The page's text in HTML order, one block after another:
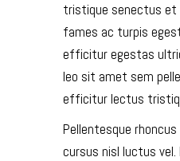
tristique senectus et
fames ac turpis
efficitur egestas
leo sit amet sem
efficitur lectus
Pellentesque
cursus nisl luctus